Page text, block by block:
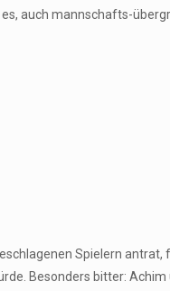
auch mannschafts-
Spielern
Besonders bitter: